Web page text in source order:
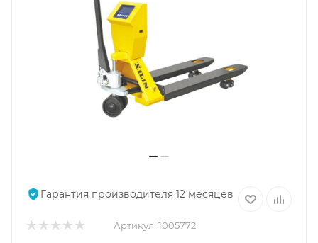
Гарантия производителя 12 месяцев
Артикул: 1005772